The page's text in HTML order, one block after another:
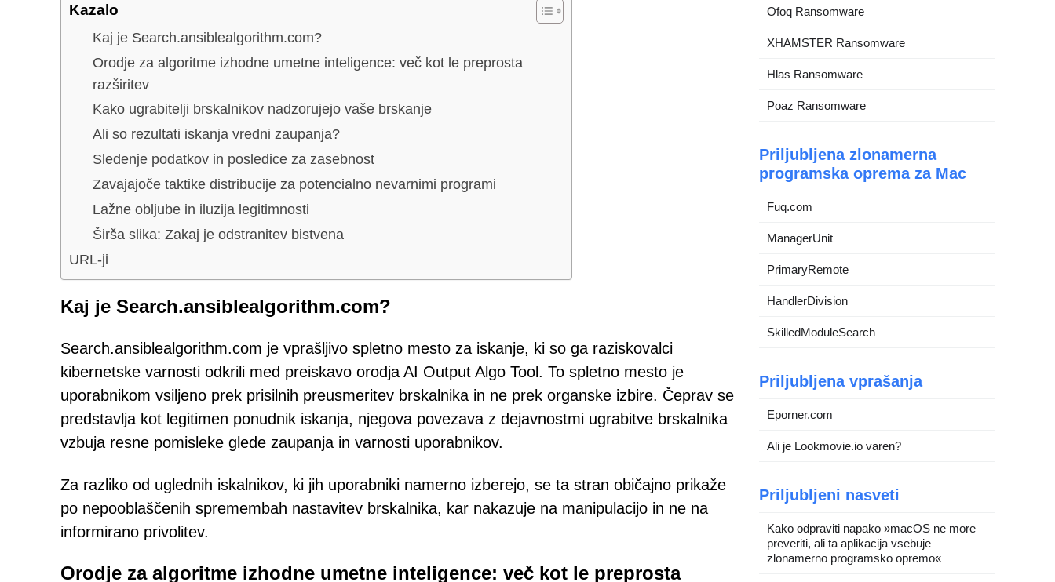
Kazalo
Kaj je Search.ansiblealgorithm.com?
Orodje za algoritme izhodne umetne inteligence: več kot le preprosta
razširitev
Kako ugrabitelji brskalnikov nadzorujejo vaše brskanje
Ali so rezultati iskanja vredni zaupanja?
Sledenje podatkov in posledice za zasebnost
Zavajajoče taktike distribucije za potencialno nevarnimi programi
Lažne obljube in iluzija legitimnosti
Širša slika: Zakaj je odstranitev bistvena
URL-ji
Kaj je Search.ansiblealgorithm.com?
Search.ansiblealgorithm.com je vprašljivo spletno mesto za iskanje, ki so ga raziskovalci
kibernetske varnosti odkrili med preiskavo orodja AI Output Algo Tool. To spletno mesto je
uporabnikom vsiljeno prek prisilnih preusmeritev brskalnika in ne prek organske izbire. Čeprav se
predstavlja kot legitimen ponudnik iskanja, njegova povezava z dejavnostmi ugrabitve brskalnika
vzbuja resne pomisleke glede zaupanja in varnosti uporabnikov.
Za razliko od uglednih iskalnikov, ki jih uporabniki namerno izberejo, se ta stran običajno prikaže
po nepooblaščenih spremembah nastavitev brskalnika, kar nakazuje na manipulacijo in ne na
informirano privolitev.
Orodje za algoritme izhodne umetne inteligence: več kot le preprosta
Ofoq Ransomware
XHAMSTER Ransomware
Hlas Ransomware
Poaz Ransomware
Priljubljena zlonamerna
programska oprema za Mac
Fuq.com
ManagerUnit
PrimaryRemote
HandlerDivision
SkilledModuleSearch
Priljubljena vprašanja
Eporner.com
Ali je Lookmovie.io varen?
Priljubljeni nasveti
Kako odpraviti napako »macOS ne more
preveriti, ali ta aplikacija vsebuje
zlonamerno programsko opremo«